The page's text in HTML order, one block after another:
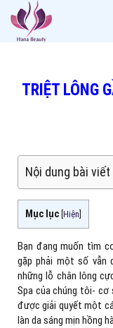
TRIỆT LÔNG
Nội dung bài viết
Mục lục [Hiện]
Bạn đang muốn tìm
gặp phải một số vẫn
những lỗ chân lông
Spa của chúng tôi-
được giải quyết một
làn da sáng mịn hồng